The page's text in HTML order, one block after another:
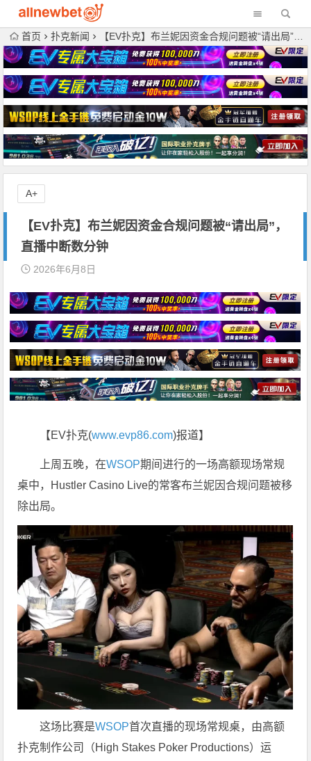
首页 扑克新闻 【EV扑克】布兰妮因资金合规问题被“请出局”，直播中断数分钟
【EV扑克】布兰妮因资金合规问题被“请出局”，
直播中断数分钟
2026年6月8日
【EV扑克(www.evp86.com)报道】
上周五晚，在WSOP期间进行的一场高额现场常规
桌中，Hustler Casino Live的常客布兰妮因合规问题被移
除出局。
这场比赛是WSOP首次直播的现场常规桌，由高额
扑克制作公司（High Stakes Poker Productions）运
A+